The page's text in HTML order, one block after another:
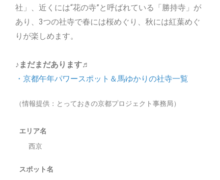
社」、近くには“花の寺”と呼ばれている「勝持寺」が
あり、3つの社寺で春には桜めぐり、秋には紅葉めぐ
りが楽しめます。
♪まだまだあります♬
・京都午年パワースポット＆馬ゆかりの社寺一覧
（情報提供：とっておきの京都プロジェクト事務局）
エリア名
西京
スポット名